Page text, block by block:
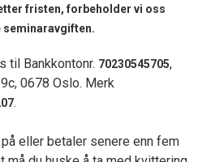
fristen, forbeholder vi oss
til Bankkontonr. 70230545705,
0678 Oslo. Merk
.
eller betaler senere enn fem